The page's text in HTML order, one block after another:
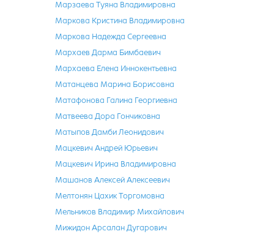
Марзаева Туяна Владимировна
Маркова Кристина Владимировна
Маркова Надежда Сергеевна
Мархаев Дарма Бимбаевич
Мархаева Елена Иннокентьевна
Матанцева Марина Борисовна
Матафонова Галина Георгиевна
Матвеева Дора Гончиковна
Матыпов Дамби Леонидович
Мацкевич Андрей Юрьевич
Мацкевич Ирина Владимировна
Машанов Алексей Алексеевич
Мелтонян Цахик Торгомовна
Мельников Владимир Михайлович
Мижидон Арсалан Дугарович